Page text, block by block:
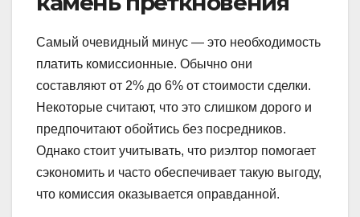
Самый очевидный минус — это необходимость
платить комиссионные. Обычно они
составляют от 2% до 6% от стоимости сделки.
Некоторые считают, что это слишком дорого и
предпочитают обойтись без посредников.
Однако стоит учитывать, что риэлтор помогает
сэкономить и часто обеспечивает такую выгоду,
что комиссия оказывается оправданной.